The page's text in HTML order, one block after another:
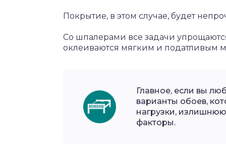
Покрытие, в этом случае, будет
Со шпалерами все задачи
оклеиваются мягким и податливым
Главное, если вы
варианты обоев,
нагрузки,
факторы.